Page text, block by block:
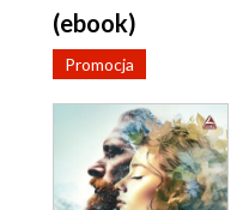
(ebook)
Promocja